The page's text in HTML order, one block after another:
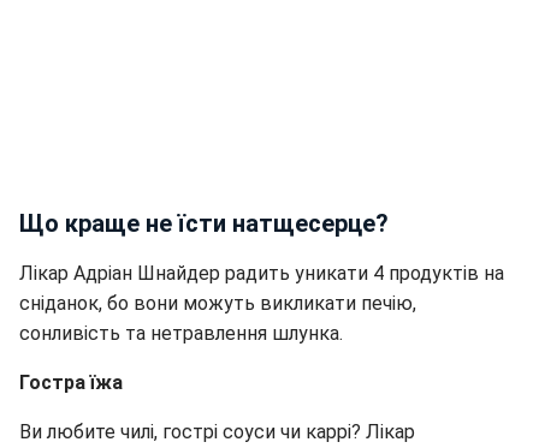
Що краще не їсти натщесерце?
Лікар Адріан Шнайдер радить уникати 4 продуктів на
сніданок, бо вони можуть викликати печію,
сонливість та нетравлення шлунка.
Гостра їжа
Ви любите чилі, гострі соуси чи каррі? Лікар